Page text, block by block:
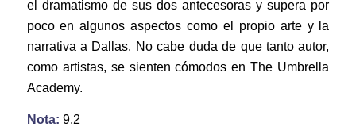
el dramatismo de sus dos antecesoras y supera por
poco en algunos aspectos como el propio arte y la
narrativa a Dallas. No cabe duda de que tanto autor,
como artistas, se sienten cómodos en The Umbrella
Academy.
Nota: 9.2